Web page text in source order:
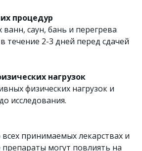
процедур
ванн, саун, бань и перегрева
течение 2-3 дней перед сдачей
нагрузок
физических нагрузок и
исследования.
принимаемых лекарствах и
могут повлиять на